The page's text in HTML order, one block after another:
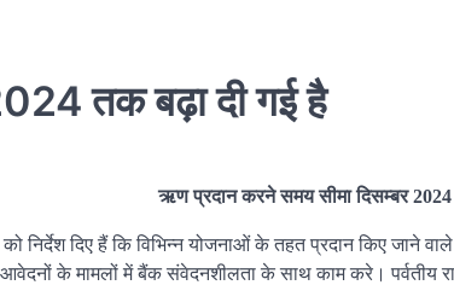
तक बढ़ा दी गई है
ऋण प्रदान करने समय सीमा दिसम्बर 2024
निर्देश दिए हैं कि विभिन्न योजनाओं के तहत प्रदान किए जाने
के मामलों में बैंक संवेदनशीलता के साथ काम करे। पर्वतीय